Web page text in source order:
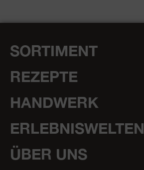
SORTIMENT
REZEPTE
HANDWERK
ERLEBNISWELTEN
ÜBER UNS